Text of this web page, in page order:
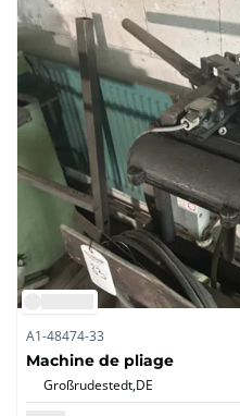
A1-48474-33
Machine de pliage
Großrudestedt,DE